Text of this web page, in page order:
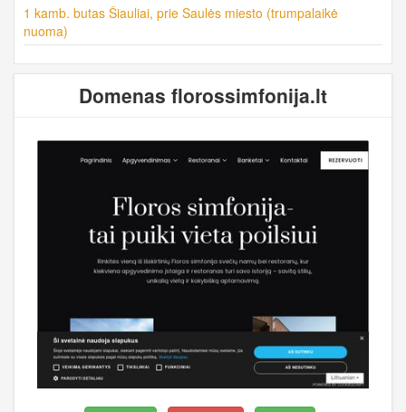
1 kamb. butas Šiauliai, prie Saulės miesto (trumpalaikė
nuoma)
Domenas florossimfonija.lt